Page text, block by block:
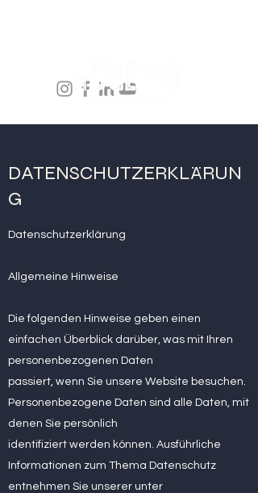
DATENSCHUTZERKLÄRUN
G
Datenschutzerklärung
Allgemeine Hinweise
Die folgenden Hinweise geben einen
einfachen Überblick darüber, was mit Ihren
personenbezogenen Daten
passiert, wenn Sie unsere Website besuchen.
Personenbezogene Daten sind alle Daten, mit
denen Sie persönlich
identifiziert werden können. Ausführliche
Informationen zum Thema Datenschutz
entnehmen Sie unserer unter